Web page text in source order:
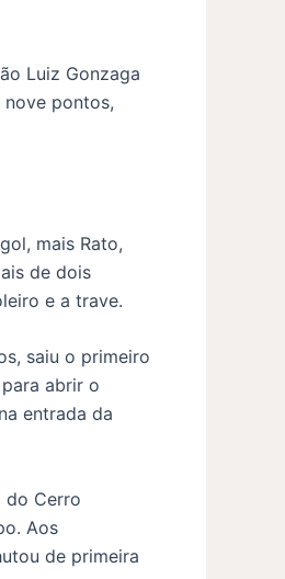
Luiz Gonzaga
nove pontos,
mais Rato,
de dois
e a trave.
saiu o primeiro
abrir o
entrada da
do Cerro
Aos
de primeira